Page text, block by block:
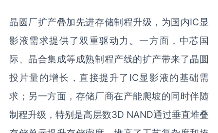
晶圆厂扩产叠加先进存储制程升级，为国内IC显
影液需求提供了双重驱动力。一方面，中芯国
际、晶合集成等成熟制程产线的扩产带来了晶圆
投片量的增长，直接提升了IC显影液的基础需
求；另一方面，存储厂商在产能爬坡的同时伴随
制程升级，特别是高层数3D NAND通过垂直堆叠